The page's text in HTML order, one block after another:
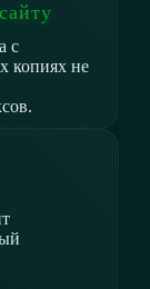
с
копиях не